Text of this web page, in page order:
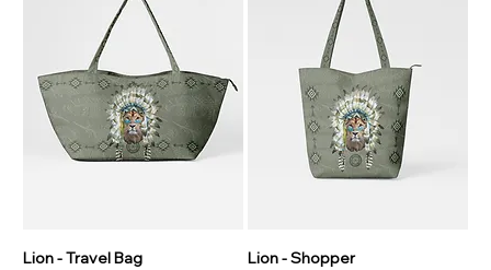
Lion - Travel Bag Lion - Shopper